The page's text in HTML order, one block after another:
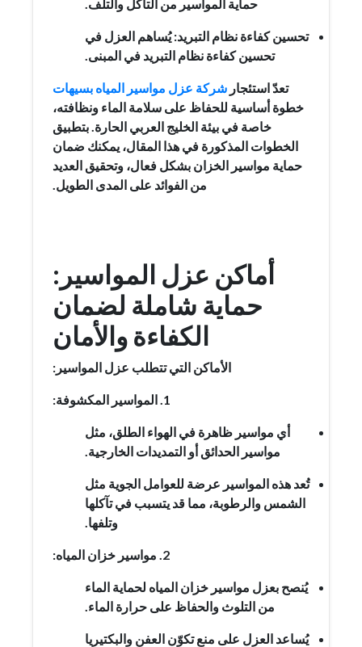
حماية المواسير من التآكل والتلف.
تحسين كفاءة نظام التبريد: يُساهم العزل في
تحسين كفاءة نظام التبريد في المبنى.
تعدّ استئجار شركة عزل مواسير المياه بسيهات
خطوة أساسية للحفاظ على سلامة الماء ونظافته،
خاصة في بيئة الخليج العربي الحارة. بتطبيق
الخطوات المذكورة في هذا المقال، يمكنك ضمان
حماية مواسير الخزان بشكل فعال، وتحقيق العديد
من الفوائد على المدى الطويل.
أماكن عزل المواسير:
حماية شاملة لضمان
الكفاءة والأمان
الأماكن التي تتطلب عزل المواسير:
1. المواسير المكشوفة:
أي مواسير ظاهرة في الهواء الطلق، مثل
مواسير الحدائق أو التمديدات الخارجية.
تُعد هذه المواسير عرضة للعوامل الجوية مثل
الشمس والرطوبة، مما قد يتسبب في تآكلها
وتلفها.
2. مواسير خزان المياه:
يُنصح بعزل مواسير خزان المياه لحماية الماء
من التلوث والحفاظ على حرارة الماء.
يُساعد العزل على منع تكوّن العفن والبكتيريا